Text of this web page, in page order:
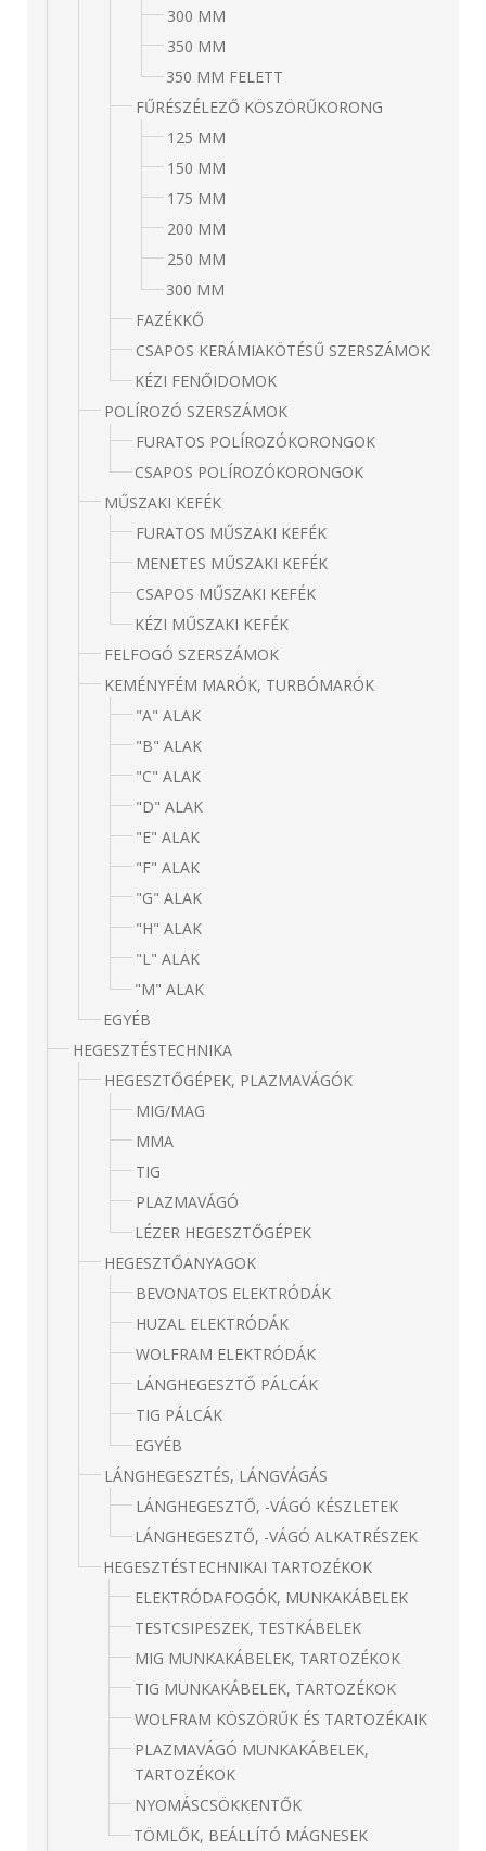
300 MM
350 MM
350 MM FELETT
FŰRÉSZÉLEZŐ KÖSZÖRŰKORONG
125 MM
150 MM
175 MM
200 MM
250 MM
300 MM
FAZÉKKŐ
CSAPOS KERÁMIAKÖTÉSŰ SZERSZÁMOK
KÉZI FENŐIDOMOK
POLÍROZÓ SZERSZÁMOK
FURATOS POLÍROZÓKORONGOK
CSAPOS POLÍROZÓKORONGOK
MŰSZAKI KEFÉK
FURATOS MŰSZAKI KEFÉK
MENETES MŰSZAKI KEFÉK
CSAPOS MŰSZAKI KEFÉK
KÉZI MŰSZAKI KEFÉK
FELFOGÓ SZERSZÁMOK
KEMÉNYFÉM MARÓK, TURBÓMARÓK
"A" ALAK
"B" ALAK
"C" ALAK
"D" ALAK
"E" ALAK
"F" ALAK
"G" ALAK
"H" ALAK
"L" ALAK
"M" ALAK
EGYÉB
HEGESZTÉSTECHNIKA
HEGESZTŐGÉPEK, PLAZMAVÁGÓK
MIG/MAG
MMA
TIG
PLAZMAVÁGÓ
LÉZER HEGESZTŐGÉPEK
HEGESZTŐANYAGOK
BEVONATOS ELEKTRÓDÁK
HUZAL ELEKTRÓDÁK
WOLFRAM ELEKTRÓDÁK
LÁNGHEGESZTŐ PÁLCÁK
TIG PÁLCÁK
EGYÉB
LÁNGHEGESZTÉS, LÁNGVÁGÁS
LÁNGHEGESZTŐ, -VÁGÓ KÉSZLETEK
LÁNGHEGESZTŐ, -VÁGÓ ALKATRÉSZEK
HEGESZTÉSTECHNIKAI TARTOZÉKOK
ELEKTRÓDAFOGÓK, MUNKAKÁBELEK
TESTCSIPESZEK, TESTKÁBELEK
MIG MUNKAKÁBELEK, TARTOZÉKOK
TIG MUNKAKÁBELEK, TARTOZÉKOK
WOLFRAM KÖSZÖRŰK ÉS TARTOZÉKAIK
PLAZMAVÁGÓ MUNKAKÁBELEK,
TARTOZÉKOK
NYOMÁSCSÖKKENTŐK
TÖMLŐK, BEÁLLÍTÓ MÁGNESEK